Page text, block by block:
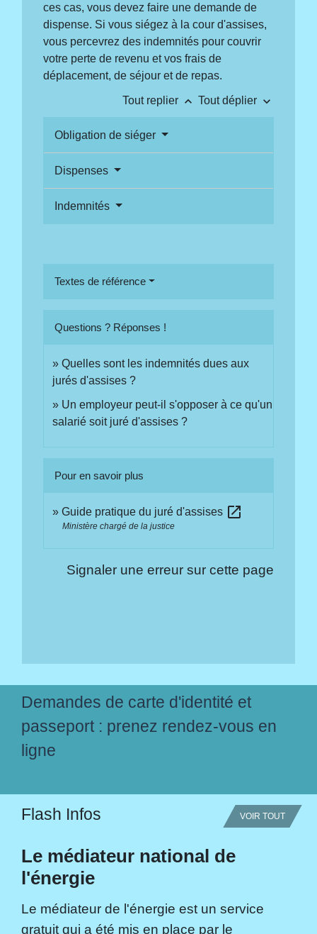
ces cas, vous devez faire une demande de
dispense. Si vous siégez à la cour d'assises,
vous percevrez des indemnités pour couvrir
votre perte de revenu et vos frais de
déplacement, de séjour et de repas.
Tout replier keyboard_arrow_up Tout déplier keyboard_arrow_down
Obligation de siéger
Dispenses
Indemnités
Textes de référence
Questions ? Réponses !
Quelles sont les indemnités dues aux
jurés d'assises ?
Un employeur peut-il s'opposer à ce qu'un
salarié soit juré d'assises ?
Pour en savoir plus
Guide pratique du juré d'assises open_in_new
Ministère chargé de la justice
Signaler une erreur sur cette page
Demandes de carte d'identité et
passeport : prenez rendez-vous en
ligne
Flash Infos VOIR TOUT
Le médiateur national de
l'énergie
Le médiateur de l'énergie est un service
gratuit qui a été mis en place par le